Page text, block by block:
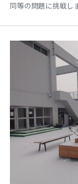
同等の問題に挑戦し
です。一方、3年生
囲の問題に取り組